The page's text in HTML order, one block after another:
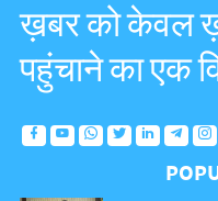
ख़बर को केवल
पहुंचाने का एक